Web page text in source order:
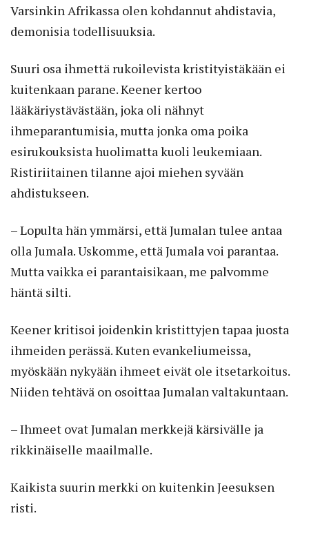
Varsinkin Afrikassa olen kohdannut ahdistavia,
demonisia todellisuuksia.
Suuri osa ihmettä rukoilevista kristityistäkään ei
kuitenkaan parane. Keener kertoo
lääkäriystävästään, joka oli nähnyt
ihmeparantumisia, mutta jonka oma poika
esirukouksista huolimatta kuoli leuke­miaan.
Ristiriitainen tilanne ajoi miehen syvään
ahdistukseen.
– Lopulta hän ymmärsi, että Jumalan tulee antaa
olla Jumala. Uskomme, että Jumala voi parantaa.
Mutta vaikka ei parantaisikaan, me palvomme
häntä silti.
Keener kritisoi joidenkin kristittyjen tapaa juosta
ihmeiden perässä. Kuten evankeliumeissa,
myöskään nykyään ihmeet eivät ole itsetarkoitus.
Niiden tehtävä on osoittaa Jumalan valtakuntaan.
– Ihmeet ovat Jumalan merkkejä kärsivälle ja
rikkinäiselle maailmalle.
Kaikista suurin merkki on kuitenkin Jeesuksen
risti.